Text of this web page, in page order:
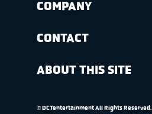
COMPANY
CONTACT
ABOUT THIS SITE
© DCTentertainment All Rights Reserved.